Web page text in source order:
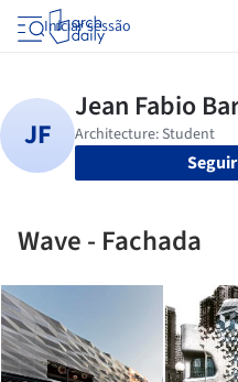
Iniciar sessão
Seguir
Wave - Fachada